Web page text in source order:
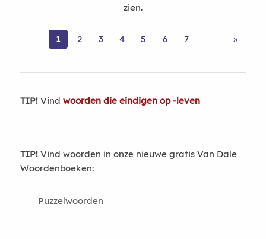
zien.
1 2 3 4 5 6 7 »
TIP!Vind woorden die eindigen op -leven
TIP!Vind woorden in onze nieuwe gratis Van Dale
Woordenboeken:
Puzzelwoorden